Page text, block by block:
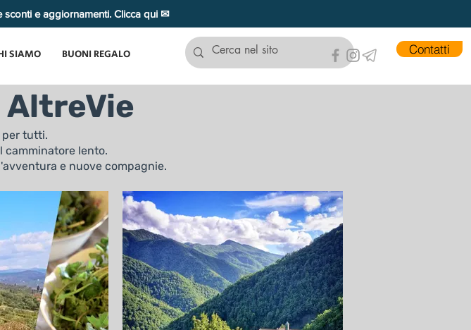
sconti e aggiornamenti. Clicca qui ✉
SIAMO BUONI REGALO Contatti
per tutti.
camminatore lento.
e nuove compagnie.